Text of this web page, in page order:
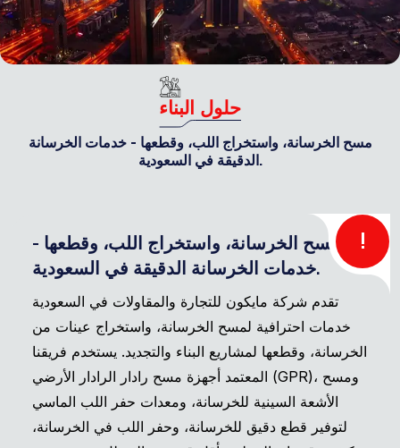
حلول البناء
مسح الخرسانة، واستخراج اللب، وقطعها - خدمات الخرسانة
الدقيقة في السعودية.
!
مسح الخرسانة، واستخراج اللب، وقطعها -
خدمات الخرسانة الدقيقة في السعودية.
تقدم شركة مايكون للتجارة والمقاولات في السعودية
خدمات احترافية لمسح الخرسانة، واستخراج عينات من
الخرسانة، وقطعها لمشاريع البناء والتجديد. يستخدم فريقنا
المعتمد أجهزة مسح رادار الرادار الأرضي (GPR)، ومسح
الأشعة السينية للخرسانة، ومعدات حفر اللب الماسي
لتوفير قطع دقيق للخرسانة، وحفر اللب في الخرسانة،